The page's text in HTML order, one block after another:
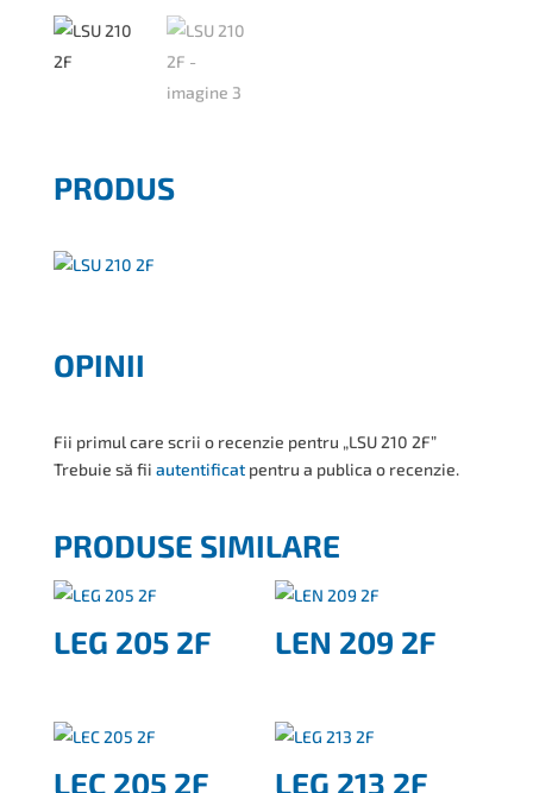
PRODUS
OPINII
Fii primul care scrii o recenzie pentru „LSU 210 2F”
Trebuie să fii autentificatpentru a publica o recenzie.
PRODUSE SIMILARE
LEG 205 2F LEN 209 2F
LEC 205 2F LEG 213 2F